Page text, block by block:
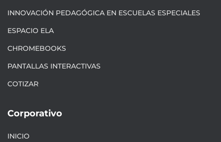
INNOVACIÓN PEDAGÓGICA EN ESCUELAS ESPECIALES
ESPACIO ELA
CHROMEBOOKS
PANTALLAS INTERACTIVAS
COTIZAR
Corporativo
INICIO